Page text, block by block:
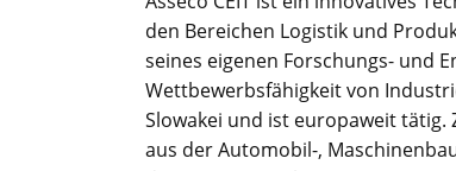
den Bereichen Logistik und
seines eigenen Forschungs- und
Wettbewerbsfähigkeit von
Slowakei und ist europaweit
aus der Automobil-,